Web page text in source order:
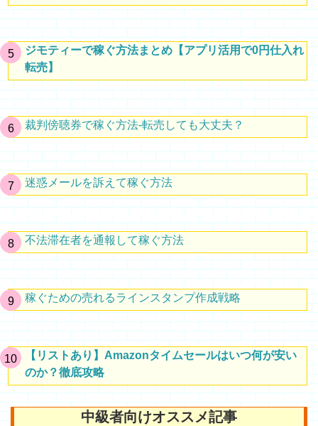
ジモティーで稼ぐ方法まとめ【アプリ活用で0円仕入れ
転売】
裁判傍聴券で稼ぐ方法-転売しても大丈夫？
迷惑メールを訴えて稼ぐ方法
不法滞在者を通報して稼ぐ方法
稼ぐための売れるラインスタンプ作成戦略
【リストあり】Amazonタイムセールはいつ何が安い
のか？徹底攻略
中級者向けオススメ記事